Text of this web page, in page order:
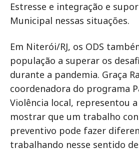
Estresse e integração e
Municipal nessas situações.
Em Niterói/RJ, os ODS
população a superar os
durante a pandemia. Graça
coordenadora do programa
Violência local, representou
mostrar que um trabalho
preventivo pode fazer
trabalhando nesse sentido